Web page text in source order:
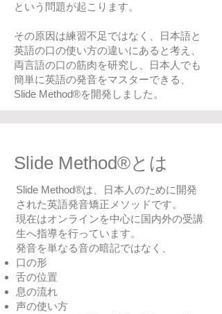
という問題が起こります。
その原因は練習不足ではなく、日本語と
英語の口の使い方の違いにあると考え、
両言語の口の筋肉を研究し、日本人でも
簡単に英語の発音をマスターできる、
Slide Method®を開発しました。
Slide Method®とは
​Slide Method®は、日本人のために開発
された英語発音矯正メソッドです。
現在はオンラインを中心に国内外の受講
生へ指導を行っています。
発音を単なる音の暗記ではなく、
口の形
舌の位置
息の流れ
声の使い方